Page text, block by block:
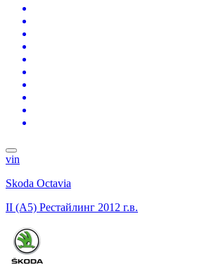
vin
Skoda Octavia
II (A5) Рестайлинг 2012 г.в.